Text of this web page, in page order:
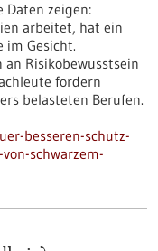
Daten zeigen:
arbeitet, hat ein
im Gesicht.
Risikobewusstsein
fordern
belasteten Berufen.
besseren-schutz-
schwarzem-